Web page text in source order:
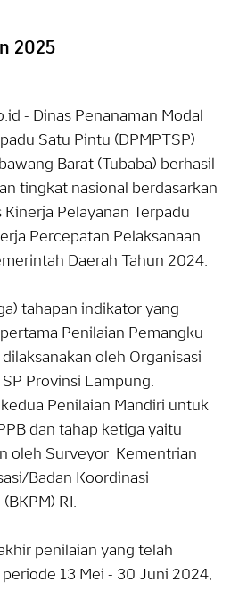
2025
- Dinas Penanaman Modal
Satu Pintu (DPMPTSP)
Barat (Tubaba) berhasil
tingkat nasional berdasarkan
Kinerja Pelayanan Terpadu
Percepatan Pelaksanaan
Daerah Tahun 2024.
tahapan indikator yang
Penilaian Pemangku
oleh Organisasi
Provinsi Lampung.
Penilaian Mandiri untuk
dan tahap ketiga yaitu
oleh Surveyor Kementrian
Badan Koordinasi
RI.
penilaian yang telah
13 Mei - 30 Juni 2024,